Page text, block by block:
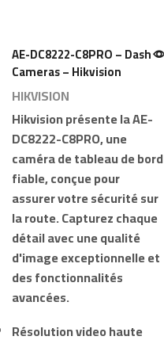
AE-DC8222-C8PRO – Dash
Cameras – Hikvision
HIKVISION
Hikvisionprésente laAE-
DC8222-C8PRO, une
caméra de tableau de bord
fiable, conçue pour
assurer votre sécurité sur
la route. Capturez chaque
détail avec une qualité
d'image exceptionnelle et
des fonctionnalités
avancées.
Résolution video haute